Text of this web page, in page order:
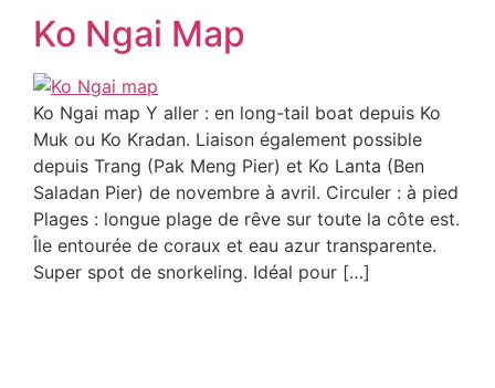
Ko Ngai Map
Ko Ngai map Y aller : en long-tail boat depuis Ko
Muk ou Ko Kradan. Liaison également possible
depuis Trang (Pak Meng Pier) et Ko Lanta (Ben
Saladan Pier) de novembre à avril. Circuler : à pied
Plages : longue plage de rêve sur toute la côte est.
Île entourée de coraux et eau azur transparente.
Super spot de snorkeling. Idéal pour […]